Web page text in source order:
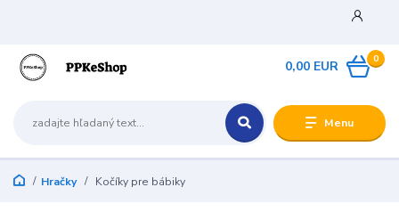
Menu
0
0,00 EUR
Hračky Kočíky pre bábiky